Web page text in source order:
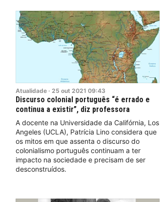
Atualidade · 25 out 2021 09:43
Discurso colonial português “é errado e
continua a existir”, diz professora
A docente na Universidade da Califórnia, Los
Angeles (UCLA), Patrícia Lino considera que
os mitos em que assenta o discurso do
colonialismo português continuam a ter
impacto na sociedade e precisam de ser
desconstruídos.